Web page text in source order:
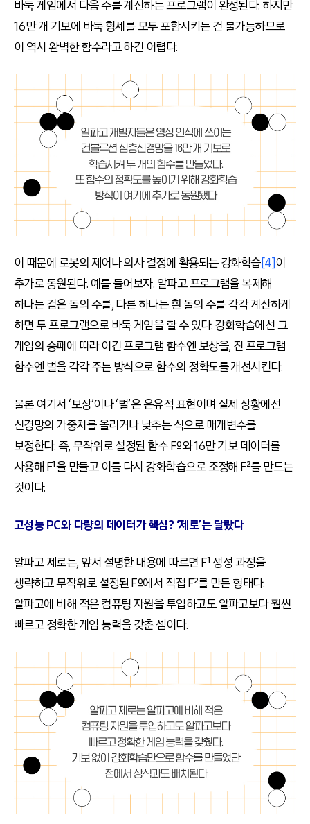
바둑 게임에서 다음 수를 계산하는 프로그램이 완성된다. 하지만
16만 개 기보에 바둑 형세를 모두 포함시키는 건 불가능하므로
이 역시 완벽한 함수라고 하긴 어렵다.
이 때문에 로봇의 제어나 의사 결정에 활용되는 강화학습[4]이
추가로 동원된다. 예를 들어보자. 알파고 프로그램을 복제해
하나는 검은 돌의 수를, 다른 하나는 흰 돌의 수를 각각 계산하게
하면 두 프로그램으로 바둑 게임을 할 수 있다. 강화학습에선 그
게임의 승패에 따라 이긴 프로그램 함수엔 보상을, 진 프로그램
함수엔 벌을 각각 주는 방식으로 함수의 정확도를 개선시킨다.
물론 여기서 ‘보상’이나 ‘벌’은 은유적 표현이며 실제 상황에선
신경망의 가중치를 올리거나 낮추는 식으로 매개변수를
보정한다. 즉, 무작위로 설정된 함수 Fº와 16만 기보 데이터를
사용해 F¹을 만들고 이를 다시 강화학습으로 조정해 F²를 만드는
것이다.
고성능 PC와 다량의 데이터가 핵심? ‘제로’는 달랐다
알파고 제로는, 앞서 설명한 내용에 따르면 F¹ 생성 과정을
생략하고 무작위로 설정된 Fº에서 직접 F²를 만든 형태다.
알파고에 비해 적은 컴퓨팅 자원을 투입하고도 알파고보다 훨씬
빠르고 정확한 게임 능력을 갖춘 셈이다.